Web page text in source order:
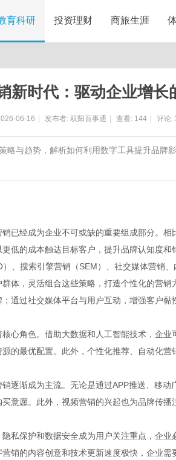
育科研 投资理财 商旅生涯
新时代：驱动企业增长
06-16 发布者: 双阳百事通 查看: 144 评论:
略与趋势，解析如何利用数字工具提升品牌
已经成为企业不可或缺的重要组成部分。
低的成本触达目标客户，提升品牌认知度和
、搜索引擎营销（SEM）、社交媒体营销
体，灵活组合这些策略，打造个性化的营
通过社交媒体平台与用户互动，增强客户黏
心角色。借助大数据和人工智能技术，企
的最优配置。此外，个性化推荐、自动化
逐渐成为主流。无论是通过APP推送、移
意愿。此外，视频营销的兴起也为品牌传
私保护和数据安全成为用户关注重点，企
销的内容创意和技术更新速度极快，企业需